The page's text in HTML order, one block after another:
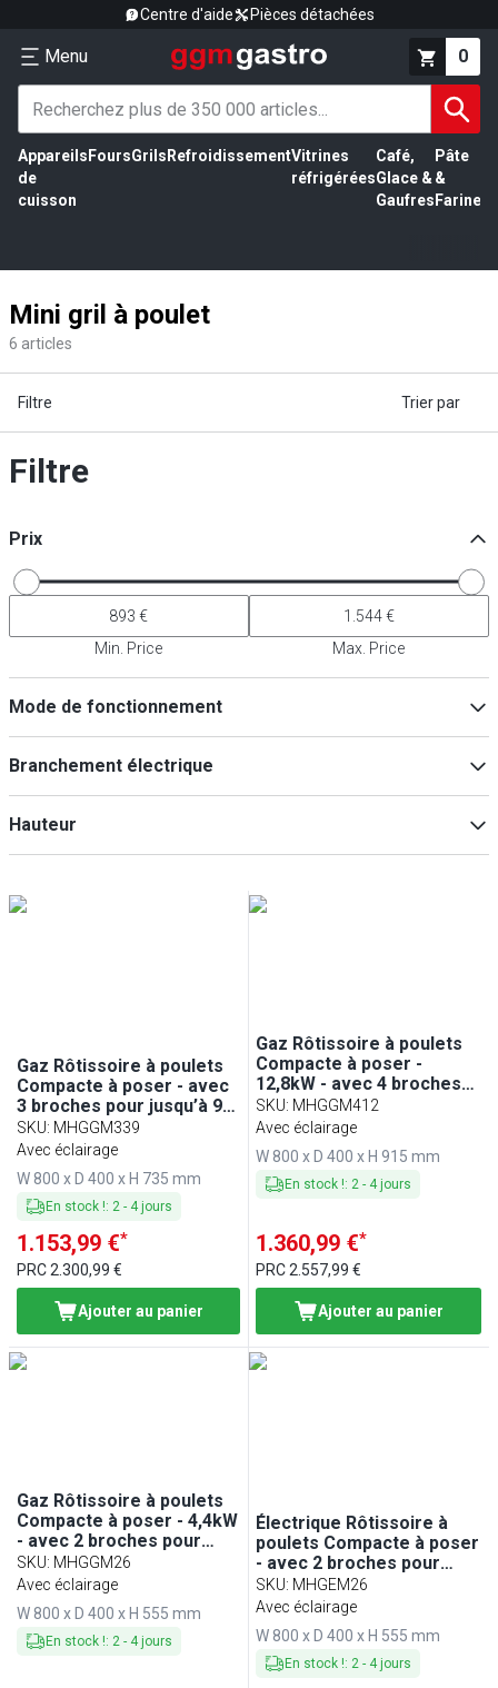
Centre d'aide Pièces détachées
Menu 0
Appareils
de
cuisson
FoursGrils RefroidissementVitrines
réfrigérées
Café,
Glace &
Gaufres
Pâte
&
Farine
Mini gril à poulet
6 articles
Filtre Trier par
Filtre
Prix
Min. Price Max. Price
Mode de fonctionnement
Gaz(3)
Branchement électrique
400V(
Hauteur
Gaz Rôtissoire à poulets
Compacte à poser - avec
3 broches pour jusqu’à 9
poulets - 10,2kW
SKU: MHGGM339
Avec éclairage
W 800 x D 400 x H 735 mm
En stock !: 2- 4 jours
1.153,99 €*
PRC2.300,99 €
Ajouter au panier
Gaz Rôtissoire à poulets
Compacte à poser -
12,8kW - avec 4 broches
pour jusqu’à 12 poulets
SKU: MHGGM412
Avec éclairage
W 800 x D 400 x H 915 mm
En stock !: 2 - 4 jours
1.360,99 €*
PRC2.557,99 €
Ajouter au panier
Gaz Rôtissoire à poulets
Compacte à poser - 4,4kW
- avec 2 broches pour
jusqu’à 6 poulets
SKU: MHGGM26
Avec éclairage
W 800 x D 400 x H 555 mm
En stock !: 2 - 4 jours
Électrique Rôtissoire à
poulets Compacte à poser
- avec 2 broches pour
jusqu’à 6 poulets - 4,4kW
SKU: MHGEM26
Avec éclairage
W 800 x D 400 x H 555 mm
En stock !: 2 - 4 jours